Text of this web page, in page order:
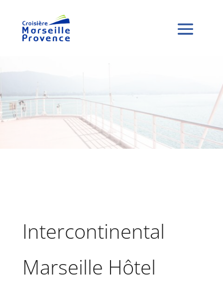
Intercontinental
Marseille Hôtel